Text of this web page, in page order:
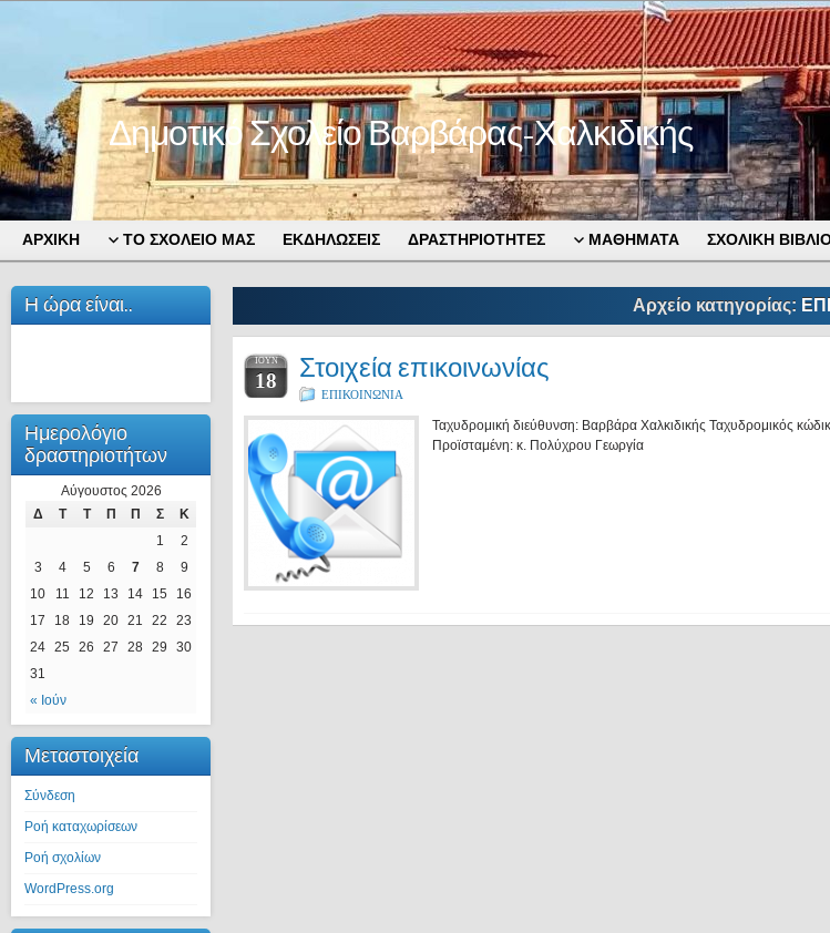
Δημοτικό Σχολείο Βαρβάρας-Χαλκιδικής
ΑΡΧΙΚΗ ΤΟ ΣΧΟΛΕΙΟ ΜΑΣ ΕΚΔΗΛΩΣΕΙΣ ΔΡΑΣΤΗΡΙΟΤΗΤΕΣ ΜΑΘΗΜΑΤΑ ΣΧΟΛΙΚΗ
Η ώρα είναι..
Ημερολόγιο
δραστηριοτήτων
Αύγουστος 2026
Δ
Τ Τ Π Π Σ Κ
« Ιούν
1
2
3
4 5 6 7 8
9
10
11 12 13 14 15
16
17
18 19 20 21 22
23
24 25 26 27 28 29
30
31
Μεταστοιχεία
Σύνδεση
Ροή καταχωρίσεων
Ροή σχολίων
WordPress.org
Αρχείο κατηγορίας:
ΙΟΎΝ
18 Στοιχεία επικοινωνίας
ΕΠΙΚΟΙΝΩΝΙΑ
Ταχυδρομική διεύθυνση: Βαρβάρα Χαλκιδικής Ταχυδρομικός
Προϊσταμένη: κ. Πολύχρου Γεωργία